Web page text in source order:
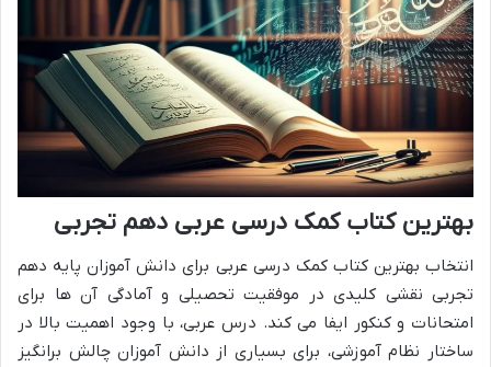
بهترین کتاب کمک درسی عربی دهم تجربی
انتخاب بهترین کتاب کمک درسی عربی برای دانش آموزان پایه دهم
تجربی نقشی کلیدی در موفقیت تحصیلی و آمادگی آن ها برای
امتحانات و کنکور ایفا می کند. درس عربی، با وجود اهمیت بالا در
ساختار نظام آموزشی، برای بسیاری از دانش آموزان چالش برانگیز